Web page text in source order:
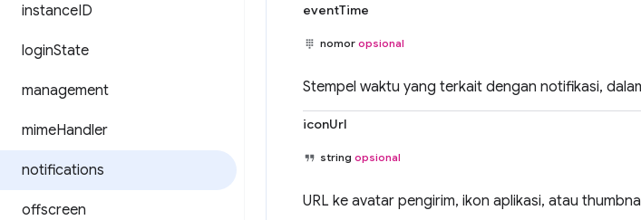
instanceID
loginState
management
mimeHandler
notifications
offscreen
eventTime
nomor opsional
Stempel waktu yang terkait dengan notifikasi,
iconUrl
string opsional
URL ke avatar pengirim, ikon aplikasi, atau